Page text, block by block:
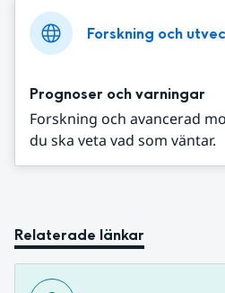
Forskning och
Prognoser och varningar
Forskning och avancerad
du ska veta vad som väntar.
Relaterade länkar